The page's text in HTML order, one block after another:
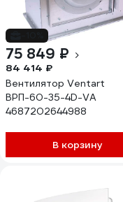
75 849 ₽
84 414 ₽
Вентилятор Ventart
ВРП-60-35-4D-VA
4687202644988
В корзину